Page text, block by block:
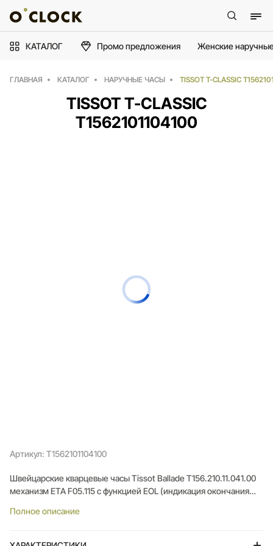
КАТАЛОГ Промо предложения Женские
ГЛАВНАЯ КАТАЛОГ НАРУЧНЫЕ ЧАСЫ TISSOT T-CLASSIC
TISSOT T-CLASSIC
T1562101104100
Артикул: T1562101104100
Швейцарские кварцевые часы Tissot Ballade T156.210.11.041.00
механизм ETA F05.115 с функцией EOL (индикация окончания
нержавеющей стали 316L и оснащён рифлёным безелем,
защищён сапфировым стеклом с антибликовым покрытием,
Полное описание